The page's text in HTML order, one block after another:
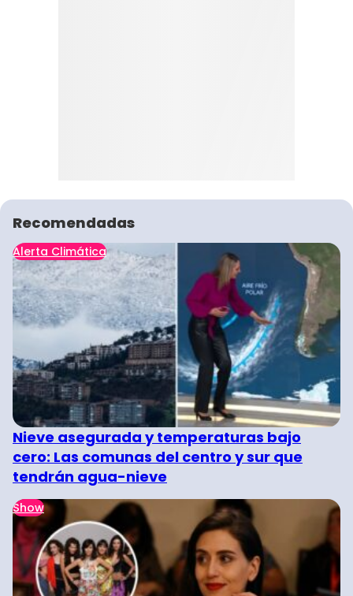
Recomendadas
Alerta Climática
Nieve asegurada y temperaturas bajo
cero: Las comunas del centro y sur que
tendrán agua-nieve
Show